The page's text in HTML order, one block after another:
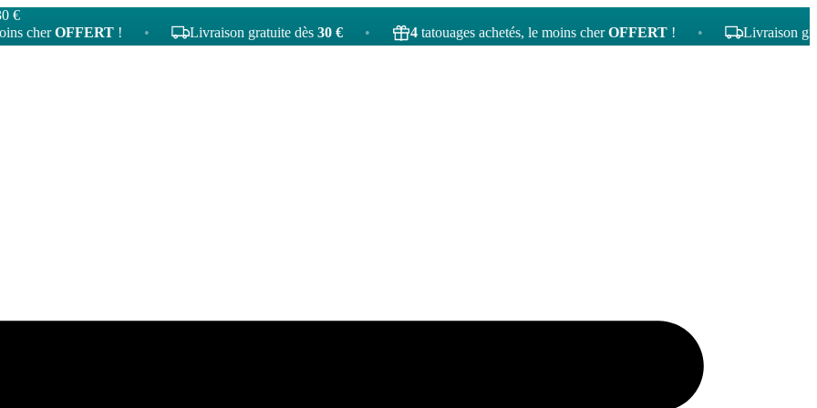
€
OFFERT! • Livraison gratuite dès30 € • 4 tatouages achetés, le moins cherOFFERT! • Livraison gratuite